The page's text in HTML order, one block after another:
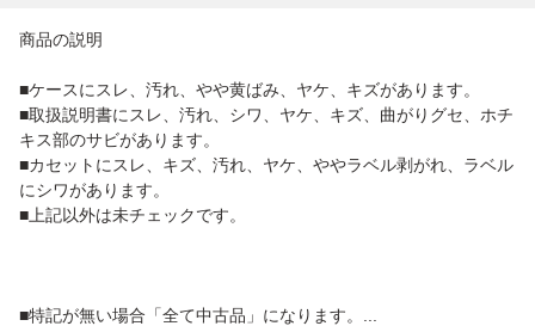
商品の説明
■ケースにスレ、汚れ、やや黄ばみ、ヤケ、キズがあります。
■取扱説明書にスレ、汚れ、シワ、ヤケ、キズ、曲がりグセ、ホチ
キス部のサビがあります。
■カセットにスレ、キズ、汚れ、ヤケ、ややラベル剥がれ、ラベル
にシワがあります。
■上記以外は未チェックです。
■特記が無い場合「全て中古品」になります。...